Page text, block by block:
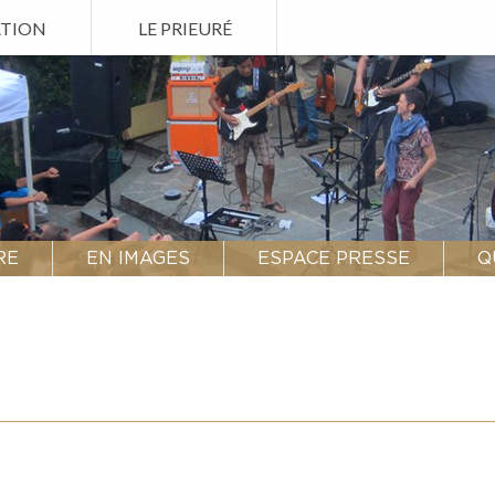
LE PRIEURÉ
EN IMAGES ESPACE PRESSE